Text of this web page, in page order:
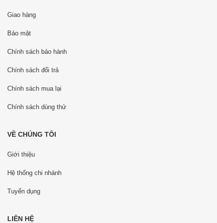
Giao hàng
Bảo mật
Chính sách bảo hành
Chính sách đổi trả
Chính sách mua lại
Chính sách dùng thử
VỀ CHÚNG TÔI
Giới thiệu
Hệ thống chi nhánh
Tuyển dụng
LIÊN HỆ